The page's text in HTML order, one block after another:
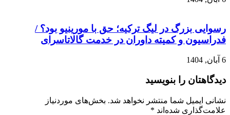
رسوایی بزرگ در لیگ ترکیه؛ حق با مورینیو بود؟ /
فدراسیون و کمیته داوران در خدمت گالاتاسرای
6 آبان, 1404
دیدگاهتان را بنویسید
نشانی ایمیل شما منتشر نخواهد شد. بخش‌های موردنیاز
علامت‌گذاری شده‌اند *